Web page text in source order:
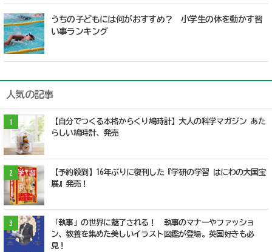
うちの子どもには何がおすすめ？ 小学生の体を動かす習
い事ランキング
人気の記事
1
【自分でつくる本格からくり鳩時計】大人の科学マガジン あた
らしい鳩時計、発売
2
【予約殺到】16年ぶりに復刊した『学研の学習 はにわの大国宝
展』発売！
3
「執事」の世界に魅了される！ 執事のマナーやファッショ
ン、教養を集めた美しいイラスト図鑑が登場。英国好きも必
見！